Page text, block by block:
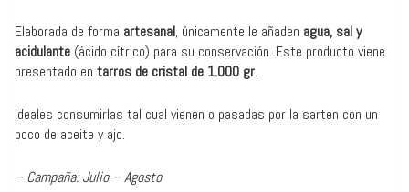
Elaborada de forma artesanal, únicamente le añaden agua, sal y
acidulante (ácido cítrico) para su conservación. Este producto viene
presentado en tarros de cristal de 1.000 gr.
Ideales consumirlas tal cual vienen o pasadas por la sarten con un
poco de aceite y ajo.
– Campaña: Julio – Agosto